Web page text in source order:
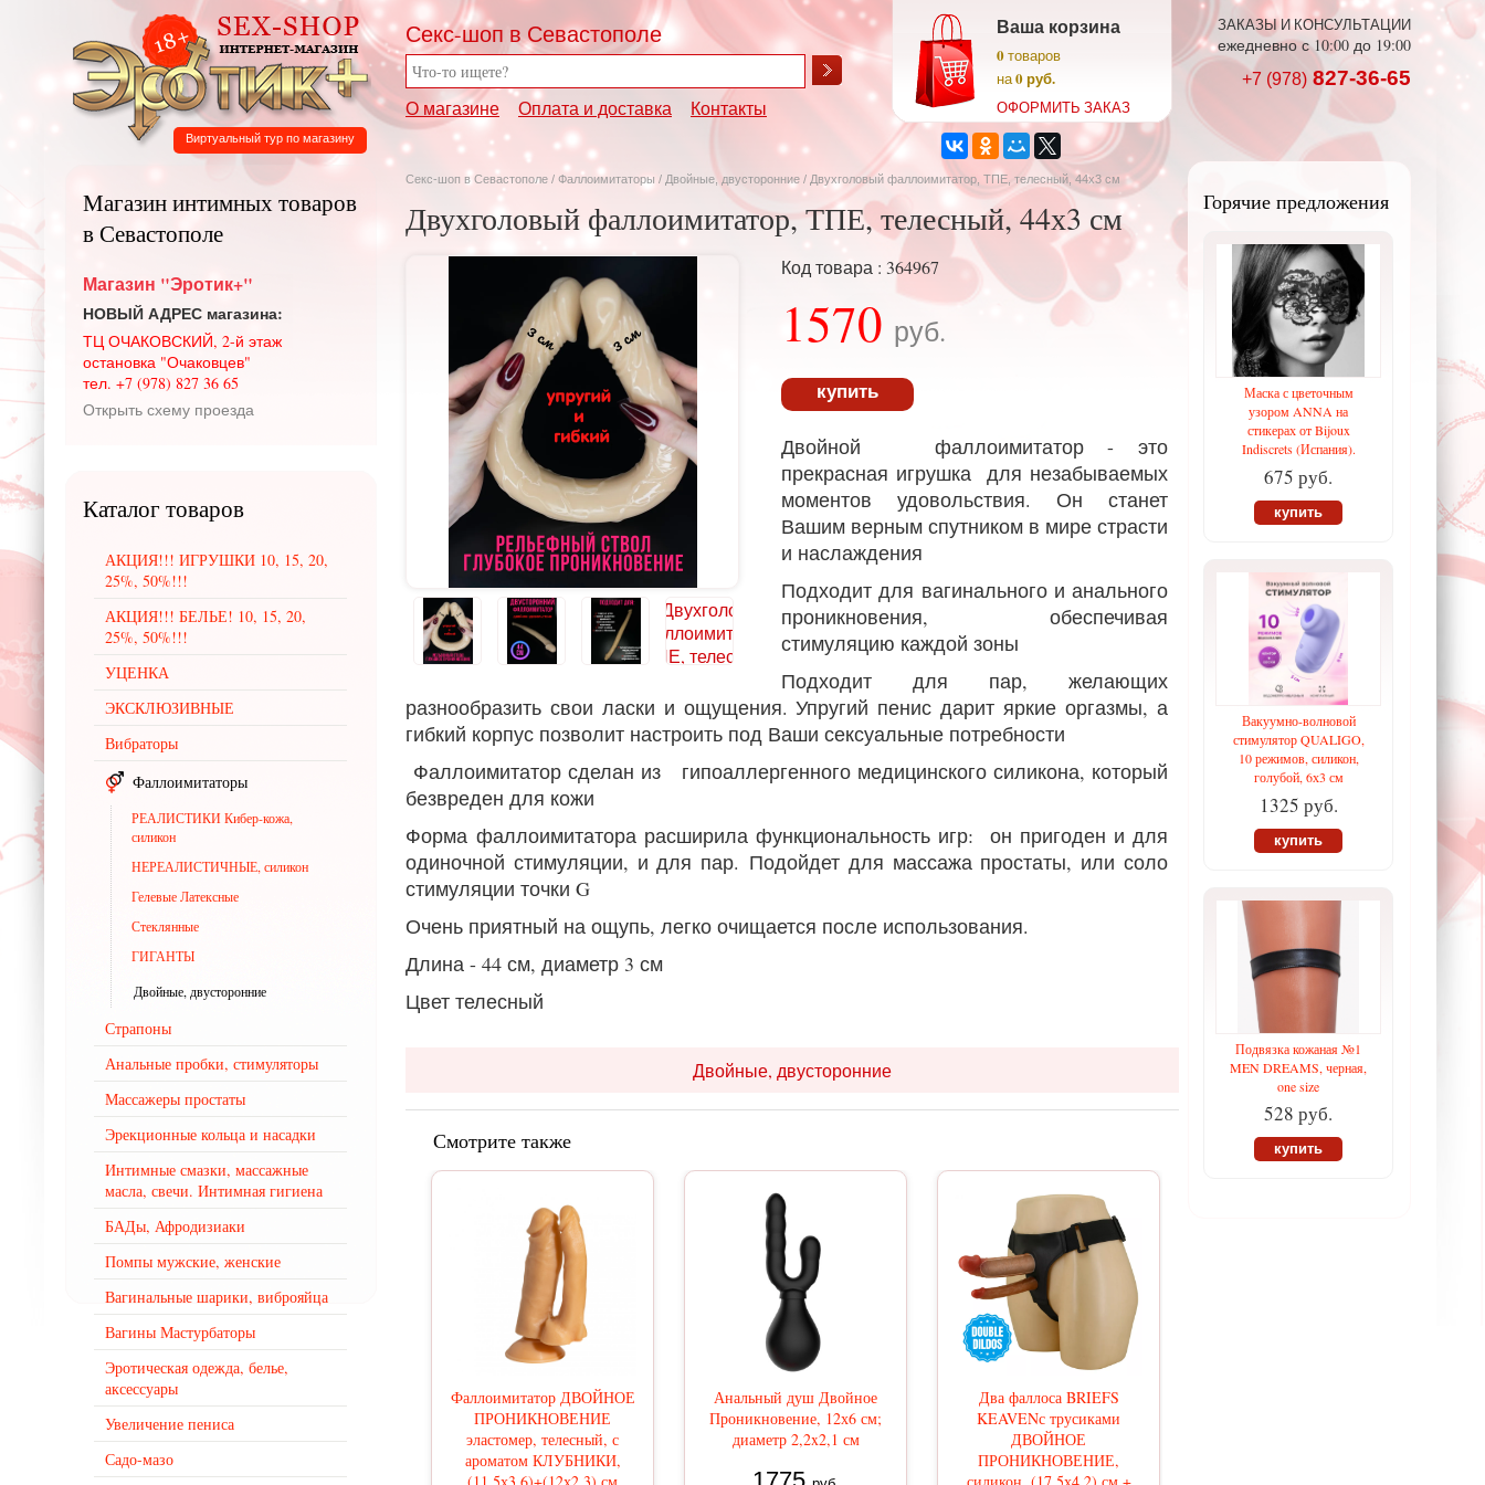
Секс-шоп в Севастополе
О магазине Оплата и доставка Контакты
Ваша корзина
0товаров
на0 руб.
ОФОРМИТЬ ЗАКАЗ
ЗАКАЗЫ И КОНСУЛЬТАЦИИ
ежедневно с 10:00 до 19:00
+7 (978) 827-36-65
Виртуальный тур по магазину
Секс-шоп в Севастополе / Фаллоимитаторы / Двойные, двусторонние / Двухголовый фаллоимитатор, ТПЕ, телесный, 44х3 см
Двухголовый фаллоимитатор, ТПЕ, телесный, 44х3 см
Код товара : 364967
1570 руб.
купить
Двойной фаллоимитатор - это
прекрасная игрушка для незабываемых
моментов удовольствия. Он станет
Вашим верным спутником в мире страсти
и наслаждения
Подходит для вагинального и анального
проникновения, обеспечивая
стимуляцию каждой зоны
Подходит для пар, желающих
разнообразить свои ласки и ощущения. Упругий пенис дарит яркие оргазмы, а
гибкий корпус позволит настроить под Ваши сексуальные потребности
Фаллоимитаторсделан из гипоаллергенного медицинского силикона, который
безвреден для кожи
Форма фаллоимитатора расширила функциональность игр: он пригоден и для
одиночной стимуляции, и для пар. Подойдет для массажа простаты, или соло
стимуляции точки G
Очень приятный на ощупь, легко очищается после использования.
Длина - 44 см, диаметр 3 см
Цвет телесный
Двойные, двусторонние
Смотрите также
Фаллоимитатор ДВОЙНОЕ
ПРОНИКНОВЕНИЕ
эластомер, телесный, с
ароматом КЛУБНИКИ,
Анальный душ Двойное
Проникновение, 12х6 см;
диаметр 2,2x2,1 см
Два фаллоса BRIEFS
KEAVENс трусиками
ДВОЙНОЕ
ПРОНИКНОВЕНИЕ,
Горячие предложения
Маска с цветочным
узором ANNA на
стикерах от Bijoux
Indiscrets (Испания).
675 руб.
купить
Вакуумно-волновой
стимулятор QUALIGO,
10 режимов, силикон,
голубой, 6х3 см
1325 руб.
купить
Подвязка кожаная №1
MEN DREAMS, черная,
one size
528 руб.
купить
Магазин интимных товаров
в Севастополе
Магазин "Эротик+"
НОВЫЙ АДРЕС магазина:
ТЦ ОЧАКОВСКИЙ, 2-й этаж
остановка "Очаковцев"
тел. +7 (978) 827 36 65
Открыть схему проезда
Каталог товаров
АКЦИЯ!!! ИГРУШКИ 10, 15, 20,
25%, 50%!!!
АКЦИЯ!!! БЕЛЬЕ! 10, 15, 20,
25%, 50%!!!
УЦЕНКА
ЭКСКЛЮЗИВНЫЕ
Вибраторы
Фаллоимитаторы
РЕАЛИСТИКИ Кибер-кожа,
силикон
НЕРЕАЛИСТИЧНЫЕ, силикон
Гелевые Латексные
Стеклянные
ГИГАНТЫ
Двойные, двусторонние
Страпоны
Анальные пробки, стимуляторы
Массажеры простаты
Эрекционные кольца и насадки
Интимные смазки, массажные
масла, свечи. Интимная гигиена
БАДы, Афродизиаки
Помпы мужские, женские
Вагинальные шарики, виброяйца
Вагины Мастурбаторы
Эротическая одежда, белье,
аксессуары
Увеличение пениса
Садо-мазо